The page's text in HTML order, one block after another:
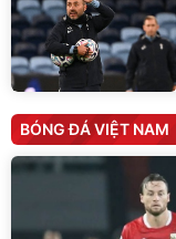
BÓNG ĐÁ VIỆT NAM